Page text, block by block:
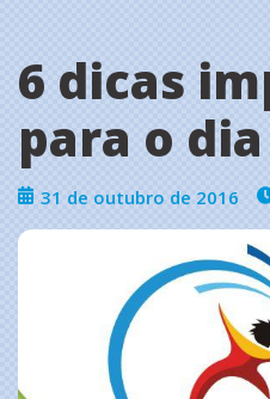
6 dicas
para o
31 de outubro de 2016